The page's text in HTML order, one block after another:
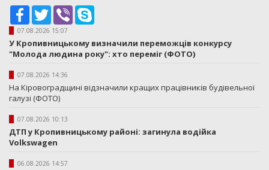
Facebook
TwitterViber
07.08.2026 15:07
У Кропивницькому визначили переможців конкурсу
"Молода людина року": хто переміг (ФОТО)
07.08.2026 14:36
На Кіровоградщині відзначили кращих працівників будівельної
галузі (ФОТО)
07.08.2026 10:13
ДТП у Кропивницькому районі: загинула водійка
Volkswagen
06.08.2026 14:57